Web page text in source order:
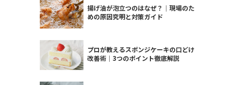
揚げ油が泡立つのはなぜ？｜現場のた
めの原因究明と対策ガイド
プロが教えるスポンジケーキの口どけ
改善術｜3つのポイント徹底解説